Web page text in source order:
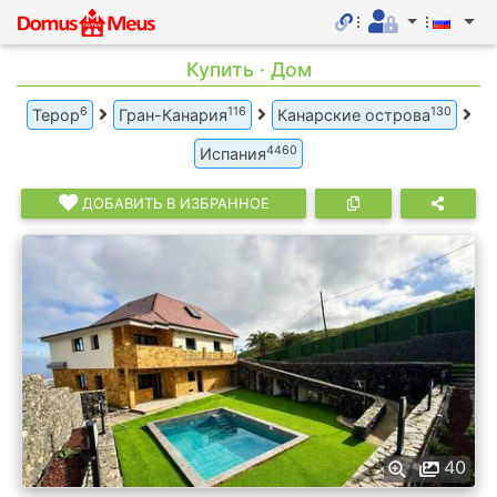
Купить · Дом
Терор6 Гран-Канария116 Канарские острова130
Испания4460
ДОБАВИТЬ В ИЗБРАННОЕ
40